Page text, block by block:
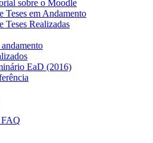
sobre o Moodle
Teses em Andamento
Teses Realizadas
EaD (2016)